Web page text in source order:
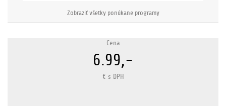
Zobraziť všetky ponúkane programy
Cena
6.99,-
€ s DPH